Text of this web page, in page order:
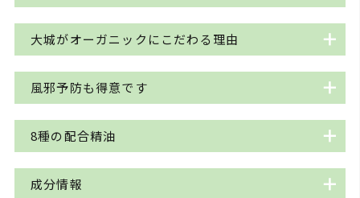
創業当時から人気No.１の香り。ブリーズのスペル
はBreeze(風)ではなくBreathe(呼吸する)と書きま
す。
沖縄の森や海に吹く軽やかな風(breeze)を感じなが
ら深呼吸(breathe)をしてほしい。と両方の意味を
込めて名付けたペタルーナオリジナルのブレンド精
大城がオーガニックにこだわる理由
【理由その1】
1番の理由は香りが素晴らしいから。これに尽きま
す。
原料などの高騰で価格の見直しが必要になった時、
オーガニックではない精油を使ったブレンドの販売
を検討したことがありました。
風邪予防も得意です
ブリーズのもうひとつの強みは、なんといっても風
邪予防、ウイルス対策。
ブリーズを作る際に一番メインにしたかったのがユ
ーカリラディアータと月桃です。
8種の配合精油
【ティーツリー】
成分情報